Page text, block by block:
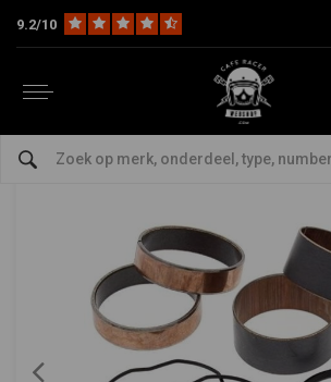
9.2/10
The Workshop
bekijk alles van All Balls
Vork Geleidebussen Kit Model